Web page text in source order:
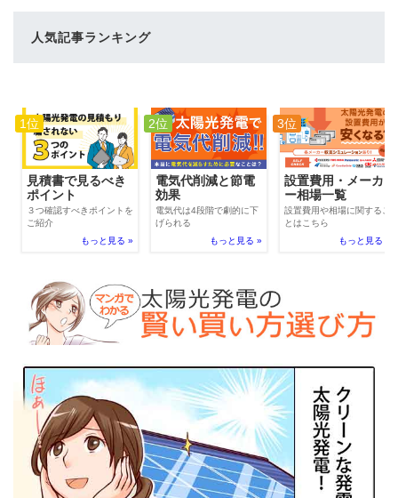
人気記事ランキング
1位
見積書で見るべき
ポイント
３つ確認すべきポイントを
ご紹介
もっと見る »
2位
電気代削減と節電
効果
電気代は4段階で劇的に下
げられる
もっと見る »
3位
設置費用・メーカ
ー相場一覧
設置費用や相場に関するこ
とはこちら
もっと見る »